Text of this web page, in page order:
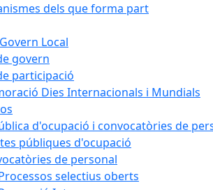
dels que forma part
Local
govern
participació
Dies Internacionals i Mundials
d'ocupació i convocatòries de
públiques d'ocupació
de personal
selectius oberts